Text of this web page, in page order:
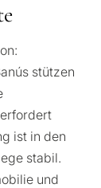
stützen
ist in den
stabil.
und